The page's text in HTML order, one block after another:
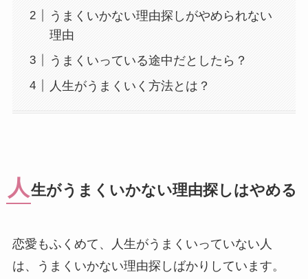
うまくいかない理由探しがやめられない
理由
うまくいっている途中だとしたら？
人生がうまくいく方法とは？
人 生がうまくいかない理由探しはやめる
恋愛もふくめて、人生がうまくいっていない人
は、うまくいかない理由探しばかりしています。